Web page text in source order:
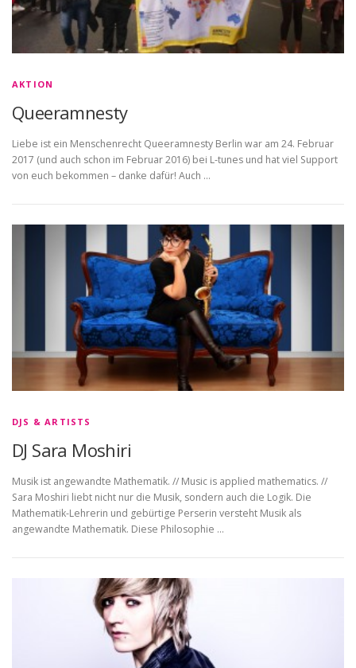
AKTION
Queeramnesty
Liebe ist ein Menschenrecht Queeramnesty Berlin war am 24. Februar
2017 (und auch schon im Februar 2016) bei L-tunes und hat viel Support
von euch bekommen – danke dafür! Auch …
DJS & ARTISTS
DJ Sara Moshiri
Musik ist angewandte Mathematik. // Music is applied mathematics. //
Sara Moshiri liebt nicht nur die Musik, sondern auch die Logik. Die
Mathematik-Lehrerin und gebürtige Perserin versteht Musik als
angewandte Mathematik. Diese Philosophie …